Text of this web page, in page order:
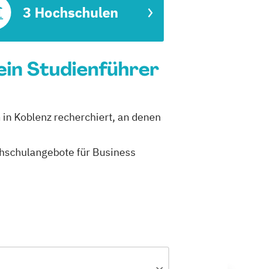
3 Hochschulen
Studienführer
Koblenz recherchiert, an denen
für Business